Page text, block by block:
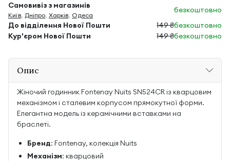
Самовивіз з магазинів
Київ, Дніпро, Харків, Одеса
безкоштовно
До відділення Нової Пошти
149 ₴безкоштовно
Кур'єром Нової Пошти
149 ₴безкоштовно
Опис
Жіночий годинник Fontenay Nuits SN524CR із кварцовим
механізмом і сталевим корпусом прямокутної форми.
Елегантна модель із керамічними вставками на
браслеті.
Бренд: Fontenay, колекція Nuits
Механізм: кварцовий